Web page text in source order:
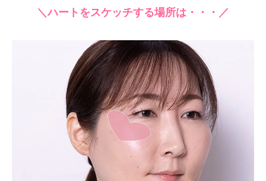
＼ハートをスケッチする場所は・・・／